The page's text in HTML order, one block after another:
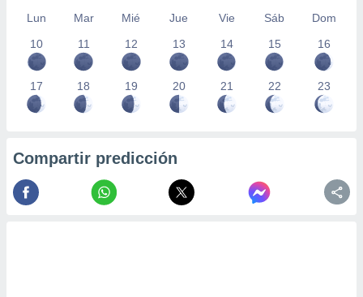
Lun Mar Mié Jue Vie Sáb
Dom
10
11 12 13 14 15 16
17 18 19 20 21 22 23
Compartir predicción